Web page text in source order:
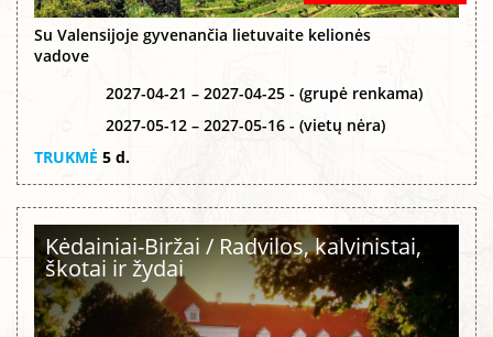
Su Valensijoje gyvenančia lietuvaite kelionės
vadove
2027-04-21 – 2027-04-25 - (grupė renkama)
2027-05-12 – 2027-05-16 - (vietų nėra)
TRUKMĖ 5 d.
Kėdainiai-Biržai / Radvilos, kalvinistai,
škotai ir žydai